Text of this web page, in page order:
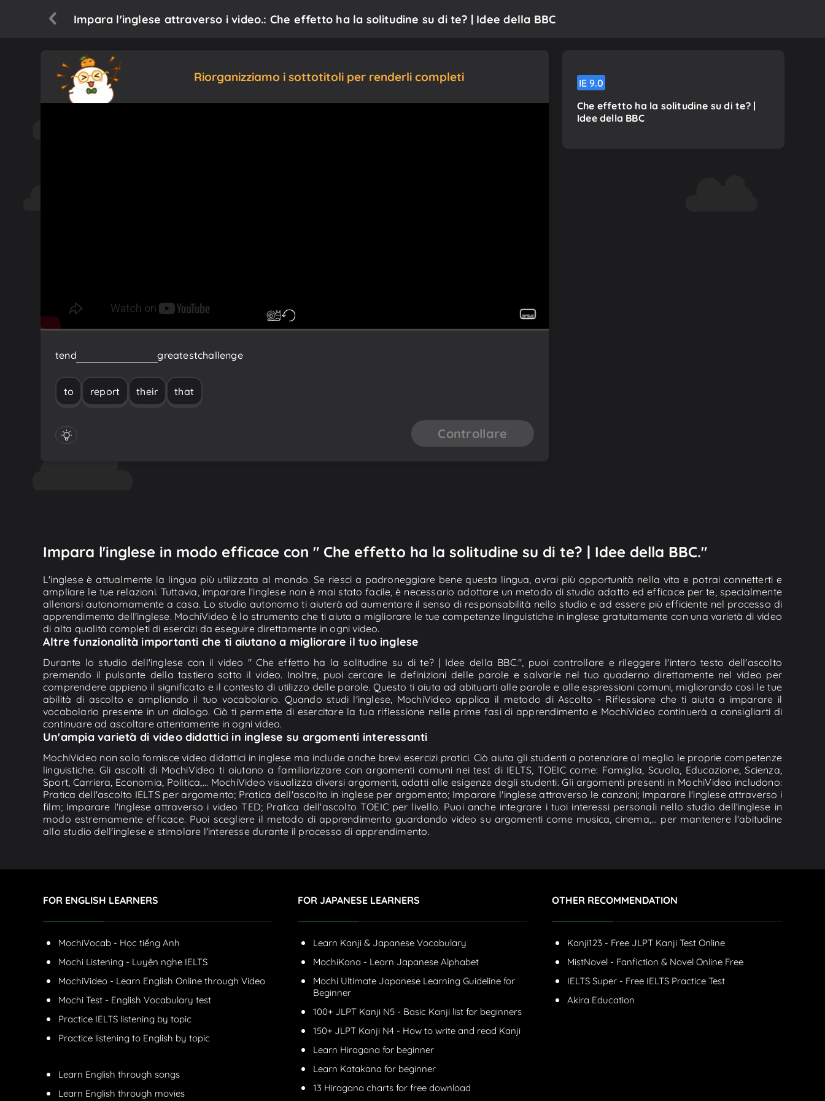
Impara l'inglese attraverso i video.: Che effetto ha la solitudine su di te? | Idee della BBC
Riorganizziamo i sottotitoli per renderli completi
tend theirgreatestchallenge
to report their that
Controllare
IE9.0
Che effetto ha la solitudine su di te? |
Idee della BBC
Impara l'inglese in modo efficace con " Che effetto ha la solitudine su di te? | Idee della BBC."
L'inglese è attualmente la lingua più utilizzata al mondo. Se riesci a padroneggiare bene questa lingua, avrai più opportunità nella vita e potrai connetterti e
ampliare le tue relazioni. Tuttavia, imparare l'inglese non è mai stato facile, è necessario adottare un metodo di studio adatto ed efficace per te, specialmente
allenarsi autonomamente a casa. Lo studio autonomo ti aiuterà ad aumentare il senso di responsabilità nello studio e ad essere più efficiente nel processo di
apprendimento dell'inglese. MochiVideo è lo strumento che ti aiuta a migliorare le tue competenze linguistiche in inglese gratuitamente con una varietà di video
di alta qualità completi di esercizi da eseguire direttamente in ogni video.
Altre funzionalità importanti che ti aiutano a migliorare il tuo inglese
Durante lo studio dell'inglese con il video " Che effetto ha la solitudine su di te? | Idee della BBC.", puoi controllare e rileggere l'intero testo dell'ascolto
premendo il pulsante della tastiera sotto il video. Inoltre, puoi cercare le definizioni delle parole e salvarle nel tuo quaderno direttamente nel video per
comprendere appieno il significato e il contesto di utilizzo delle parole. Questo ti aiuta ad abituarti alle parole e alle espressioni comuni, migliorando così le tue
abilità di ascolto e ampliando il tuo vocabolario. Quando studi l'inglese, MochiVideo applica il metodo di Ascolto - Riflessione che ti aiuta a imparare il
vocabolario presente in un dialogo. Ciò ti permette di esercitare la tua riflessione nelle prime fasi di apprendimento e MochiVideo continuerà a consigliarti di
continuare ad ascoltare attentamente in ogni video.
Un'ampia varietà di video didattici in inglese su argomenti interessanti
MochiVideo non solo fornisce video didattici in inglese ma include anche brevi esercizi pratici. Ciò aiuta gli studenti a potenziare al meglio le proprie competenze
linguistiche. Gli ascolti di MochiVideo ti aiutano a familiarizzare con argomenti comuni nei test di IELTS, TOEIC come: Famiglia, Scuola, Educazione, Scienza,
Sport, Carriera, Economia, Politica,... MochiVideo visualizza diversi argomenti, adatti alle esigenze degli studenti. Gli argomenti presenti in MochiVideo includono:
Pratica dell'ascolto IELTS per argomento; Pratica dell'ascolto in inglese per argomento; Imparare l'inglese attraverso le canzoni; Imparare l'inglese attraverso i
film; Imparare l'inglese attraverso i video TED; Pratica dell'ascolto TOEIC per livello. Puoi anche integrare i tuoi interessi personali nello studio dell'inglese in
modo estremamente efficace. Puoi scegliere il metodo di apprendimento guardando video su argomenti come musica, cinema,... per mantenere l'abitudine
allo studio dell'inglese e stimolare l'interesse durante il processo di apprendimento.
FOR ENGLISH LEARNERS
MochiVocab - Học tiếng Anh
Mochi Listening - Luyện nghe IELTS
MochiVideo - Learn English Online through Video
Mochi Test - English Vocabulary test
Practice IELTS listening by topic
Practice listening to English by topic
Learn English through songs
Learn English through movies
FOR JAPANESE LEARNERS
Learn Kanji & Japanese Vocabulary
MochiKana - Learn Japanese Alphabet
Mochi Ultimate Japanese Learning Guideline for
Beginner
100+ JLPT Kanji N5 - Basic Kanji list for beginners
150+ JLPT Kanji N4 - How to write and read Kanji
Learn Hiragana for beginner
Learn Katakana for beginner
13 Hiragana charts for free download
OTHER RECOMMENDATION
Kanji123 - Free JLPT Kanji Test Online
MistNovel - Fanfiction & Novel Online Free
IELTS Super - Free IELTS Practice Test
Akira Education